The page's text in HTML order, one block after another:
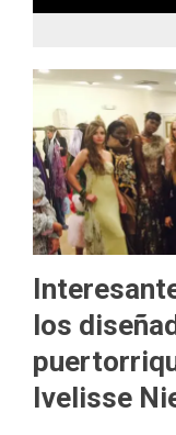
los
Ivelisse